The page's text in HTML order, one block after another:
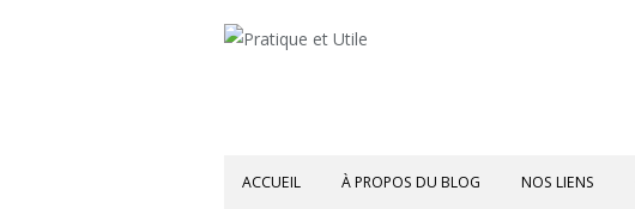
ACCUEIL À PROPOS DU BLOG NOS LIENS